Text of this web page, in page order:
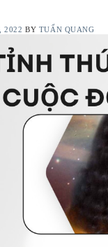
2022 BY TUẤN QUANG